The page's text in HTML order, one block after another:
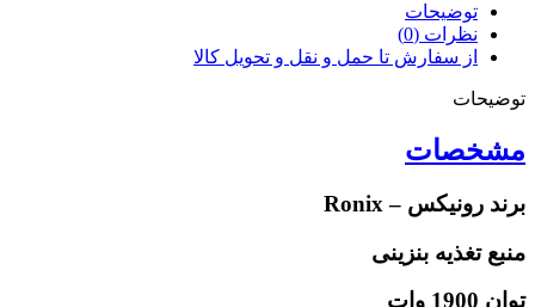
توضیحات
نظرات (0)
از سفارش تا حمل و نقل و تحویل کالا
توضیحات
مشخصات
برند رونیکس – Ronix
منبع تغذیه بنزینی
توان 1900 وات